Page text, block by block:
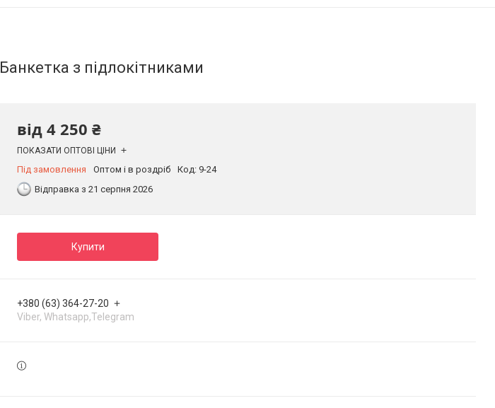
Банкетка з підлокітниками
від 4 250 ₴
ПОКАЗАТИ ОПТОВІ ЦІНИ
Під замовлення Оптом і в роздріб Код: 9-24
Відправка з 21 серпня 2026
Купити
+380 (63) 364-27-20
Viber, Whatsapp,Telegram